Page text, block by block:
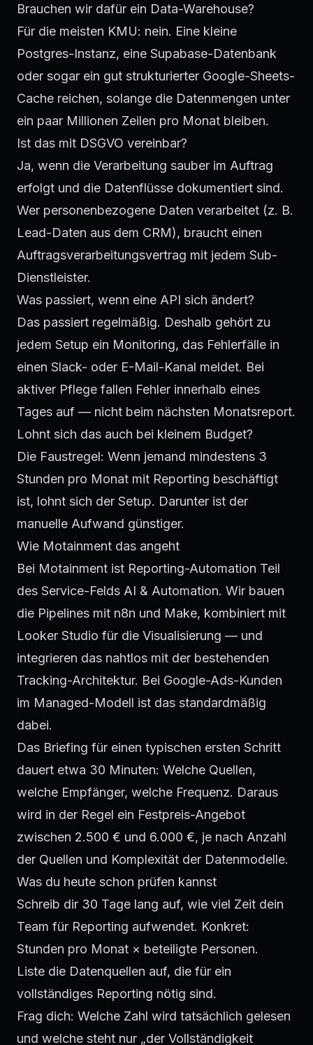
Brauchen wir dafür ein Data-Warehouse?
Für die meisten KMU: nein. Eine kleine
Postgres-Instanz, eine Supabase-Datenbank
oder sogar ein gut strukturierter Google-Sheets-
Cache reichen, solange die Datenmengen unter
ein paar Millionen Zeilen pro Monat bleiben.
Ist das mit DSGVO vereinbar?
Ja, wenn die Verarbeitung sauber im Auftrag
erfolgt und die Datenflüsse dokumentiert sind.
Wer personenbezogene Daten verarbeitet (z. B.
Lead-Daten aus dem CRM), braucht einen
Auftragsverarbeitungsvertrag mit jedem Sub-
Dienstleister.
Was passiert, wenn eine API sich ändert?
Das passiert regelmäßig. Deshalb gehört zu
jedem Setup ein Monitoring, das Fehlerfälle in
einen Slack- oder E-Mail-Kanal meldet. Bei
aktiver Pflege fallen Fehler innerhalb eines
Tages auf — nicht beim nächsten Monatsreport.
Lohnt sich das auch bei kleinem Budget?
Die Faustregel: Wenn jemand mindestens 3
Stunden pro Monat mit Reporting beschäftigt
ist, lohnt sich der Setup. Darunter ist der
manuelle Aufwand günstiger.
Wie Motainment das angeht
Bei Motainment ist Reporting-Automation Teil
des Service-Felds AI & Automation. Wir bauen
die Pipelines mit n8n und Make, kombiniert mit
Looker Studio für die Visualisierung — und
integrieren das nahtlos mit der bestehenden
Tracking-Architektur. Bei Google-Ads-Kunden
im Managed-Modell ist das standardmäßig
dabei.
Das Briefing für einen typischen ersten Schritt
dauert etwa 30 Minuten: Welche Quellen,
welche Empfänger, welche Frequenz. Daraus
wird in der Regel ein Festpreis-Angebot
zwischen 2.500 € und 6.000 €, je nach Anzahl
der Quellen und Komplexität der Datenmodelle.
Was du heute schon prüfen kannst
Schreib dir 30 Tage lang auf, wie viel Zeit dein
Team für Reporting aufwendet. Konkret:
Stunden pro Monat × beteiligte Personen.
Liste die Datenquellen auf, die für ein
vollständiges Reporting nötig sind.
Frag dich: Welche Zahl wird tatsächlich gelesen
und welche steht nur „der Vollständigkeit